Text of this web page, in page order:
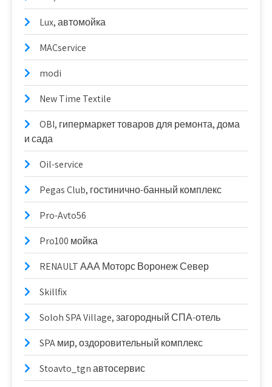
Lux, автомойка
MACservice
modi
New Time Textile
OBI, гипермаркет товаров для ремонта, дома
и сада
Oil-service
Pegas Club, гостинично-банный комплекс
Pro-Avto56
Pro100 мойка
RENAULT ААА Моторс Воронеж Север
Skillfix
Soloh SPA Village, загородный СПА-отель
SPA мир, оздоровительный комплекс
Stoavto_tgn автосервис